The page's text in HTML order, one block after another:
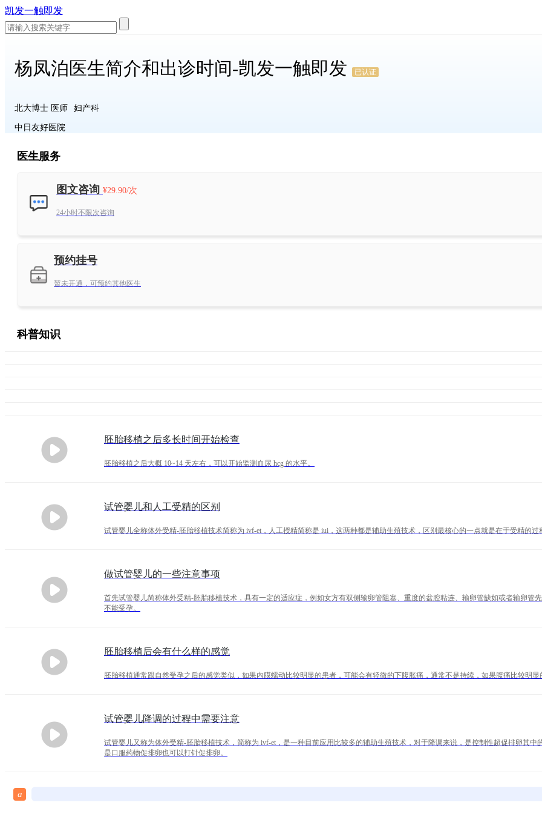
凯发一触即发
杨凤泊医生简介和出诊时间-凯发一触即发 已认证
北大博士 医师 妇产科
中日友好医院
医生服务
图文咨询 ¥29.90/次
24小时不限次咨询
预约挂号
暂未开通，可预约其他医生
科普知识
胚胎移植之后多长时间开始检查
胚胎移植之后大概 10~14 天左右，可以开始监测血尿 hcg 的水平。
试管婴儿和人工受精的区别
试管婴儿全称体外受精-胚胎移植技术简称为 ivf-et，人工授精简称是 iui，这两种都是辅助生殖技术，区别最核心的一点就是在于受精的过
做试管婴儿的一些注意事项
首先试管婴儿简称体外受精-胚胎移植技术，具有一定的适应症，例如女方有双侧输卵管阻塞、重度的盆腔粘连、输卵管缺如或者输卵
不能受孕。
胚胎移植后会有什么样的感觉
胚胎移植通常跟自然受孕之后的感觉类似，如果内膜蠕动比较明显的患者，可能会有轻微的下腹胀痛，通常不是持续，如果腹痛比较明
试管婴儿降调的过程中需要注意
试管婴儿又称为体外受精-胚胎移植技术，简称为 ivf-et，是一种目前应用比较多的辅助生殖技术，对于降调来说，是控制性超促排卵其
是口服药物促排卵也可以打针促排卵。
a